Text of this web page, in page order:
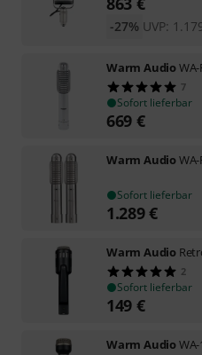
UVP:
-27%
Warm Audio
7
Sofort lieferbar
669 €
Warm Audio
Sofort lieferbar
1.289€
Warm Audio
2
Sofort lieferbar
149 €
Warm Audio